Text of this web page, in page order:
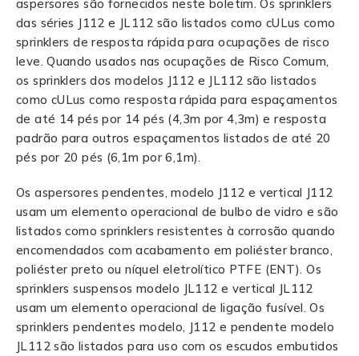
aspersores são fornecidos neste boletim. Os sprinklers
das séries J112 e JL112 são listados como cULus como
sprinklers de resposta rápida para ocupações de risco
leve. Quando usados nas ocupações de Risco Comum,
os sprinklers dos modelos J112 e JL112 são listados
como cULus como resposta rápida para espaçamentos
de até 14 pés por 14 pés (4,3m por 4,3m) e resposta
padrão para outros espaçamentos listados de até 20
pés por 20 pés (6,1m por 6,1m).
Os aspersores pendentes, modelo J112 e vertical J112
usam um elemento operacional de bulbo de vidro e são
listados como sprinklers resistentes à corrosão quando
encomendados com acabamento em poliéster branco,
poliéster preto ou níquel eletrolítico PTFE (ENT). Os
sprinklers suspensos modelo JL112 e vertical JL112
usam um elemento operacional de ligação fusível. Os
sprinklers pendentes modelo, J112 e pendente modelo
JL112 são listados para uso com os escudos embutidos